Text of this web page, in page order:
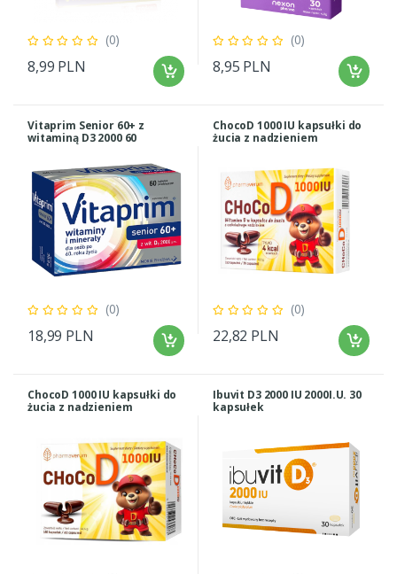
(0)
8,99 PLN
(0)
8,95 PLN
Vitaprim Senior 60+ z
witaminą D3 2000 60
(0)
18,99 PLN
ChocoD 1000 IU kapsułki do
żucia z nadzieniem
(0)
22,82 PLN
ChocoD 1000 IU kapsułki do
żucia z nadzieniem
Ibuvit D3 2000 IU 2000I.U. 30
kapsułek